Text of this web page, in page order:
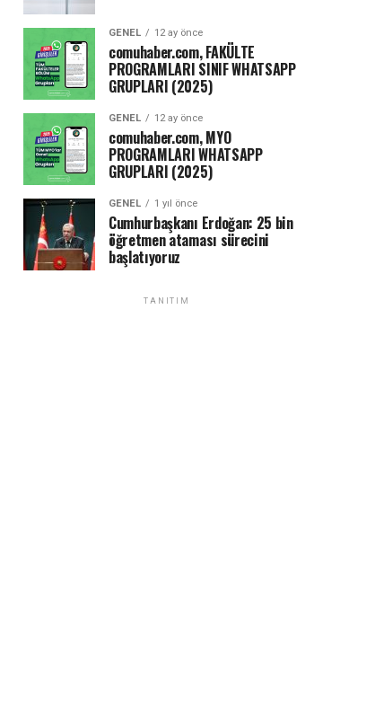
GENEL 12 ay önce
comuhaber.com, FAKÜLTE
PROGRAMLARI SINIF WHATSAPP
GRUPLARI (2025)
GENEL 12 ay önce
comuhaber.com, MYO
PROGRAMLARI WHATSAPP
GRUPLARI (2025)
GENEL 1 yıl önce
Cumhurbaşkanı Erdoğan: 25 bin
öğretmen ataması sürecini
başlatıyoruz
TANITIM